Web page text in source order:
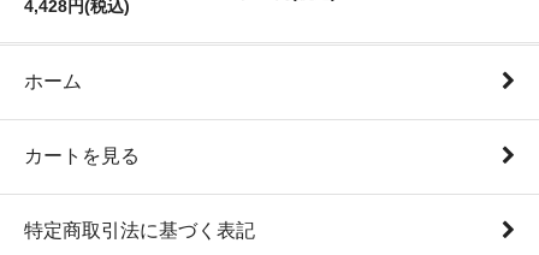
4,428円(税込)
ホーム
カートを見る
特定商取引法に基づく表記